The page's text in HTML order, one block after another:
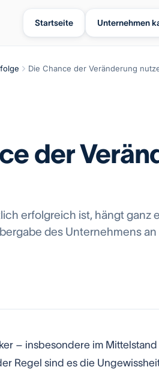
Startseite Unternehmen
Die Chance der Veränderung
der
erfolgreich ist, hängt ganz
des Unternehmens an
– insbesondere im
Regel sind es die